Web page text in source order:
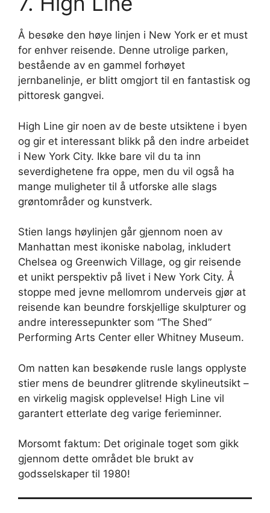
Å besøke den høye linjen i New York er et must
for enhver reisende. Denne utrolige parken,
bestående av en gammel forhøyet
jernbanelinje, er blitt omgjort til en fantastisk og
pittoresk gangvei.
High Line gir noen av de beste utsiktene i byen
og gir et interessant blikk på den indre arbeidet
i New York City. Ikke bare vil du ta inn
severdighetene fra oppe, men du vil også ha
mange muligheter til å utforske alle slags
grøntområder og kunstverk.
Stien langs høylinjen går gjennom noen av
Manhattan mest ikoniske nabolag, inkludert
Chelsea og Greenwich Village, og gir reisende
et unikt perspektiv på livet i New York City. Å
stoppe med jevne mellomrom underveis gjør at
reisende kan beundre forskjellige skulpturer og
andre interessepunkter som “The Shed”
Performing Arts Center eller Whitney Museum.
Om natten kan besøkende rusle langs opplyste
stier mens de beundrer glitrende skylineutsikt –
en virkelig magisk opplevelse! High Line vil
garantert etterlate deg varige ferieminner.
Morsomt faktum: Det originale toget som gikk
gjennom dette området ble brukt av
godsselskaper til 1980!